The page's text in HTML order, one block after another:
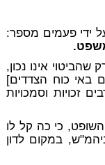
ידי פעמים מספר:
שהביטוי אינו נכון,
באי כוח הצדדים]
זכויות וסמכויות
כי כה קל לו
במקום לדון